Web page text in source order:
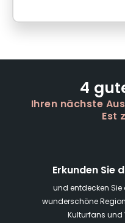
4
Ihren nächste
Est
Erkunden Sie
und entdecken Sie
wunderschöne
Kulturfans und